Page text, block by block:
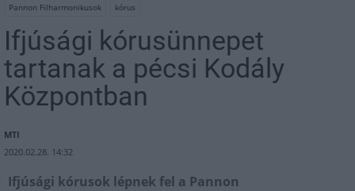
Pannon Filharmonikusok
kórus
Ifjúsági kórusünnepet
tartanak a pécsi Kodály
Központban
MTI
2020.02.28. 14:32
Ifjúsági kórusok lépnek fel a Pannon